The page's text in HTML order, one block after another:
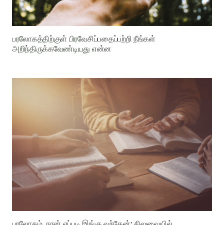
பரலோகத்திற்குள் பிரவேசிப்பதைப்பற்றி நீங்கள்
அறிந்திருக்கவேண்டியது என்ன